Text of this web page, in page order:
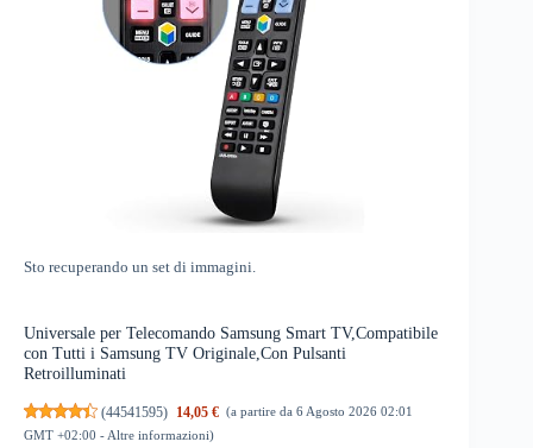
Sto recuperando un set di immagini.
Universale per Telecomando Samsung Smart TV,Compatibile
con Tutti i Samsung TV Originale,Con Pulsanti
Retroilluminati
(44541595) 14,05 € (a partire da 6 Agosto 2026 02:01
GMT +02:00 - Altre informazioni)